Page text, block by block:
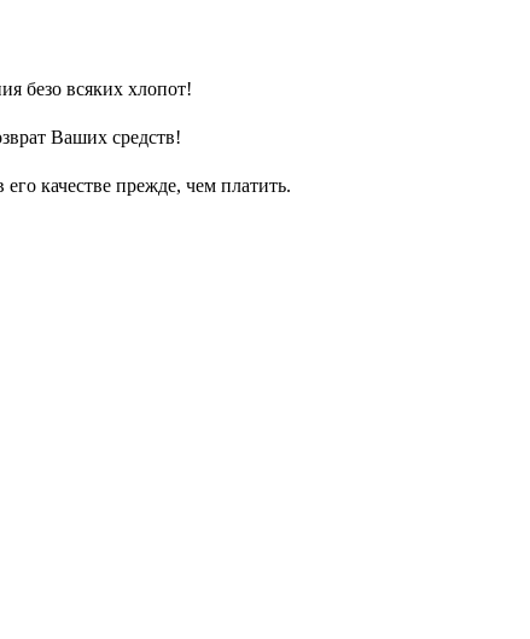
безо всяких хлопот!
Ваших средств!
качестве прежде, чем платить.